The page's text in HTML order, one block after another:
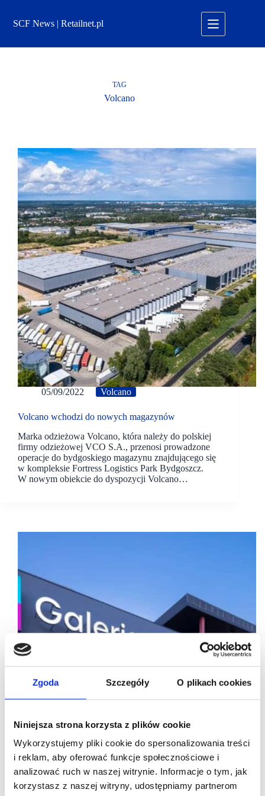
Zgoda Szczegóły O plikach cookies
Niniejsza strona korzysta z plików cookie
Wykorzystujemy pliki cookie do spersonalizowania treści
i reklam, aby oferować funkcje społecznościowe i
analizować ruch w naszej witrynie. Informacje o tym, jak
korzystasz z naszej witryny, udostępniamy partnerom
treściSCF News | Retailnet.pl
TAG
Volcano
05/09/2022 Volcano
Volcano wchodzi do nowych magazynów
Marka odzieżowa Volcano, która należy do polskiej
firmy odzieżowej VCO S.A., przenosi prowadzone
operacje do bydgoskiego magazynu znajdującego się
w kompleksie Fortress Logistics Park Bydgoszcz.
W nowym obiekcie do dyspozycji Volcano…
02/09/2021
Galeria Jurajska
GTC Volcano